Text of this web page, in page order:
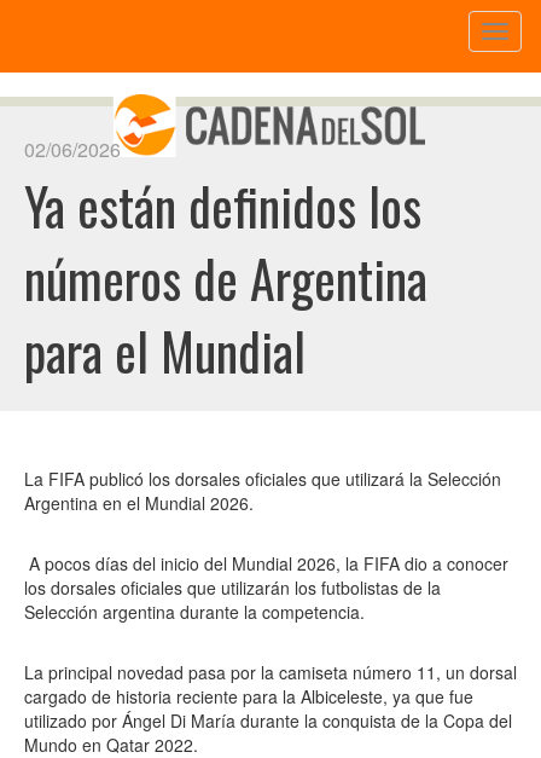
02/06/2026
Ya están definidos los
números de Argentina
para el Mundial
La FIFA publicó los dorsales oficiales que utilizará la Selección
Argentina en el Mundial 2026.
A pocos días del inicio del Mundial 2026, la FIFA dio a conocer
los dorsales oficiales que utilizarán los futbolistas de la
Selección argentina durante la competencia.
La principal novedad pasa por la camiseta número 11, un dorsal
cargado de historia reciente para la Albiceleste, ya que fue
utilizado por Ángel Di María durante la conquista de la Copa del
Mundo en Qatar 2022.